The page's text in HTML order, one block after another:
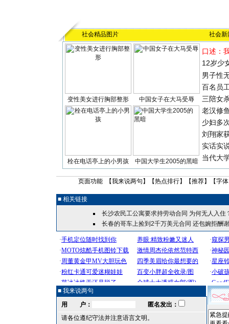
社会精品图片 社会新
变性美女进行胸部整形 中国女子在大马受辱
栓在电话亭上的小男孩 中国大学生2005的黑暗
口述：
12岁少
男子性
百名员
三陪女
老汉修
少妇多
刘翔家
实话实
当代大
页面功能 【我来说两句 】【热点排行】【推荐】【字
■ 相关链接
长沙农民工公寓要求持劳动合同 为何无人入住
长春的哥车上捡到2千万美元合同 还包婉拒酬谢
■ 我来说两句
用 户：
匿名发出：
请各位遵纪守法并注意语言文明。